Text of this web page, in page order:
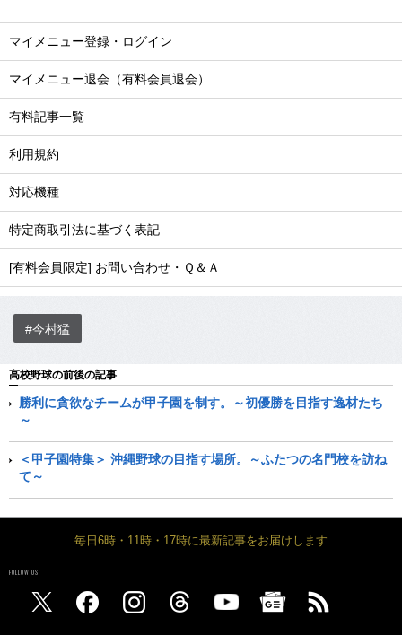
マイメニュー登録・ログイン
マイメニュー退会（有料会員退会）
有料記事一覧
利用規約
対応機種
特定商取引法に基づく表記
[有料会員限定] お問い合わせ・Ｑ＆Ａ
#今村猛
高校野球の前後の記事
勝利に貪欲なチームが甲子園を制す。～初優勝を目指す逸材たち
～
＜甲子園特集＞ 沖縄野球の目指す場所。～ふたつの名門校を訪ね
て～
毎日6時・11時・17時に最新記事をお届けします
FOLLOW US